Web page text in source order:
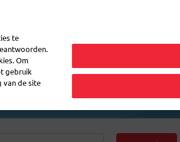
FAQ eShop
te
Om
gebruik
van de site